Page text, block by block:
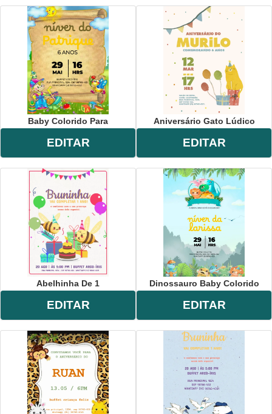
Baby Colorido Para
EDITAR
Aniversário Gato Lúdico
EDITAR
Abelhinha De 1
EDITAR
Dinossauro Baby Colorido
EDITAR